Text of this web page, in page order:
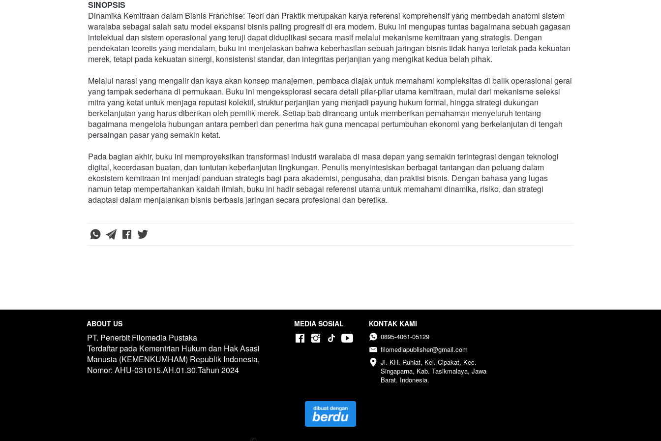
SINOPSIS
Dinamika Kemitraan dalam Bisnis Franchise: Teori dan Praktik merupakan karya referensi komprehensif yang membedah anatomi sistem
waralaba sebagai salah satu model ekspansi bisnis paling progresif di era modern. Buku ini mengupas tuntas bagaimana sebuah gagasan
intelektual dan sistem operasional yang teruji dapat diduplikasi secara masif melalui mekanisme kemitraan yang strategis. Dengan
pendekatan teoretis yang mendalam, buku ini menjelaskan bahwa keberhasilan sebuah jaringan bisnis tidak hanya terletak pada kekuatan
merek, tetapi pada kekuatan sinergi, konsistensi standar, dan integritas perjanjian yang mengikat kedua belah pihak.
Melalui narasi yang mengalir dan kaya akan konsep manajemen, pembaca diajak untuk memahami kompleksitas di balik operasional gerai
yang tampak sederhana di permukaan. Buku ini mengeksplorasi secara detail pilar-pilar utama kemitraan, mulai dari mekanisme seleksi
mitra yang ketat untuk menjaga reputasi kolektif, struktur perjanjian yang menjadi payung hukum formal, hingga strategi dukungan
berkelanjutan yang harus diberikan oleh pemilik merek. Setiap bab dirancang untuk memberikan pemahaman menyeluruh tentang
bagaimana mengelola hubungan antara pemberi dan penerima hak guna mencapai pertumbuhan ekonomi yang berkelanjutan di tengah
persaingan pasar yang semakin ketat.
Pada bagian akhir, buku ini memproyeksikan transformasi industri waralaba di masa depan yang semakin terintegrasi dengan teknologi
digital, kecerdasan buatan, dan tuntutan keberlanjutan lingkungan. Penulis menyintesiskan berbagai tantangan dan peluang dalam
ekosistem kemitraan ini menjadi panduan strategis bagi para akademisi, pengusaha, dan praktisi bisnis. Dengan bahasa yang lugas
namun tetap mempertahankan kaidah ilmiah, buku ini hadir sebagai referensi utama untuk memahami dinamika, risiko, dan strategi
adaptasi dalam menjalankan bisnis berbasis jaringan secara profesional dan beretika.
ABOUT US
PT. Penerbit Filomedia Pustaka
Terdaftar pada Kementrian Hukum dan Hak Asasi
Manusia (KEMENKUMHAM) Republik Indonesia,
Nomor: AHU-031015.AH.01.30.Tahun 2024
MEDIA SOSIAL KONTAK KAMI
0895-4061-05129
filomediapublisher@gmail.com
Jl. KH. Ruhiat, Kel. Cipakat, Kec.
Singaparna, Kab. Tasikmalaya, Jawa
Barat. Indonesia.